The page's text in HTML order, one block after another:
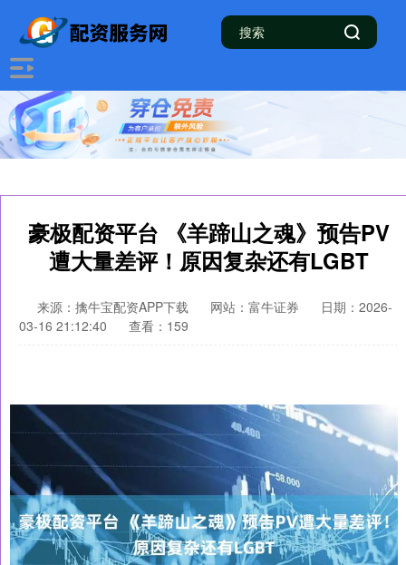
豪极配资平台 《羊蹄山之魂》预告PV
遭大量差评！原因复杂还有LGBT
来源：擒牛宝配资APP下载 网站：富牛证券
日期：2026-
03-16 21:12:40
查看：159